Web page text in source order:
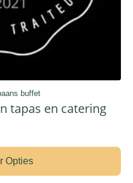
buffet
tapas en catering
Opties